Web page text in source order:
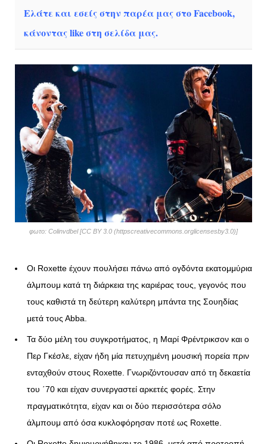
Ελάτε και εσείς στην παρέα μας στο Facebook,
κάνοντας like στη σελίδα μας.
φωτο: Colinvdbel [CC BY 3.0 (httpscreativecommons.orglicensesby3.0)]
Οι Roxette έχουν πουλήσει πάνω από ογδόντα εκατομμύρια
άλμπουμ κατά τη διάρκεια της καριέρας τους, γεγονός που
τους καθιστά τη δεύτερη καλύτερη μπάντα της Σουηδίας
μετά τους Αbba.
Τα δύο μέλη του συγκροτήματος, η Μαρί Φρέντρικσον και ο
Περ Γκέσλε, είχαν ήδη μία πετυχημένη μουσική πορεία πριν
ενταχθούν στους Roxette. Γνωριζόντουσαν από τη δεκαετία
του ΄70 και είχαν συνεργαστεί αρκετές φορές. Στην
πραγματικότητα, είχαν και οι δύο περισσότερα σόλο
άλμπουμ από όσα κυκλοφόρησαν ποτέ ως Roxette.